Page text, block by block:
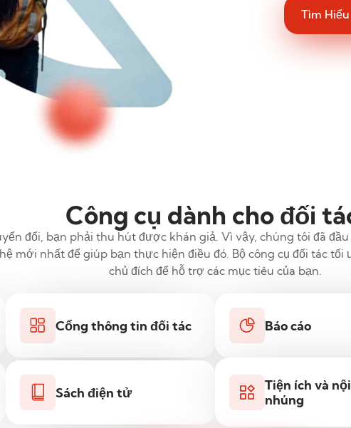
Tìm
Công cụ dành cho đối
đổi, bạn phải thu hút được khán giả. Vì vậy, chúng tôi đã
mới nhất để giúp bạn thực hiện điều đó. Bộ công cụ đối tác
chủ đích để hỗ trợ các mục tiêu của bạn.
Cổng thông tin đối tác Báo cáo
Sách điện tử
Tiện ích và
nhúng